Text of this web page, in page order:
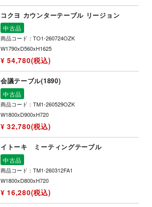
コクヨ カウンターテーブル リージョン
中古品
商品コード：TO1-260724OZK
W1790xD560xH1625
¥ 54,780(税込)
会議テーブル(1890)
中古品
商品コード：TM1-260529OZK
W1800xD900xH720
¥ 32,780(税込)
イトーキ ミーティングテーブル
中古品
商品コード：TM1-260312FA1
W1800xD800xH720
¥ 16,280(税込)